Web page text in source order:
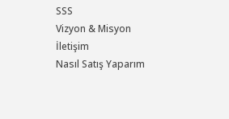
SSS
Vizyon & Misyon
İletişim
Nasıl Satış Yaparım